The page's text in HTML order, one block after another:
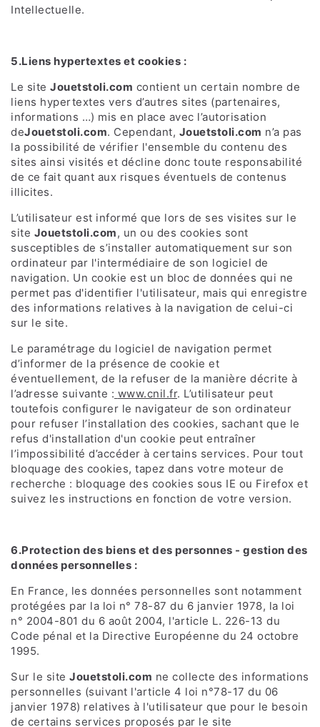
Intellectuelle.
5.Liens hypertextes et cookies :
Le site Jouetstoli.com contient un certain nombre de
liens hypertextes vers d’autres sites (partenaires,
informations …) mis en place avec l’autorisation
deJouetstoli.com. Cependant, Jouetstoli.com n’a pas
la possibilité de vérifier l'ensemble du contenu des
sites ainsi visités et décline donc toute responsabilité
de ce fait quant aux risques éventuels de contenus
illicites.
L’utilisateur est informé que lors de ses visites sur le
site Jouetstoli.com, un ou des cookies sont
susceptibles de s’installer automatiquement sur son
ordinateur par l'intermédiaire de son logiciel de
navigation. Un cookie est un bloc de données qui ne
permet pas d'identifier l'utilisateur, mais qui enregistre
des informations relatives à la navigation de celui-ci
sur le site.
Le paramétrage du logiciel de navigation permet
d’informer de la présence de cookie et
éventuellement, de la refuser de la manière décrite à
l’adresse suivante : www.cnil.fr. L’utilisateur peut
toutefois configurer le navigateur de son ordinateur
pour refuser l’installation des cookies, sachant que le
refus d'installation d'un cookie peut entraîner
l’impossibilité d’accéder à certains services. Pour tout
bloquage des cookies, tapez dans votre moteur de
recherche : bloquage des cookies sous IE ou Firefox et
suivez les instructions en fonction de votre version.
6.Protection des biens et des personnes - gestion des
données personnelles :
En France, les données personnelles sont notamment
protégées par la loi n° 78-87 du 6 janvier 1978, la loi
n° 2004-801 du 6 août 2004, l'article L. 226-13 du
Code pénal et la Directive Européenne du 24 octobre
1995.
Sur le site Jouetstoli.com ne collecte des informations
personnelles (suivant l'article 4 loi n°78-17 du 06
janvier 1978) relatives à l'utilisateur que pour le besoin
de certains services proposés par le site